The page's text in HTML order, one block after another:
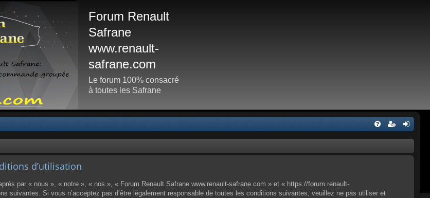
Forum Renault
Safrane
www.renault-
safrane.com
Le forum 100% consacré
à toutes les Safrane
d’utilisation
par « nous », « notre », « nos », « Forum Renault Safrane www.renault-safrane.com » et « https://forum.renault-
suivantes. Si vous n’acceptez pas d’être légalement responsable de toutes les conditions suivantes, veuillez ne pas utiliser et